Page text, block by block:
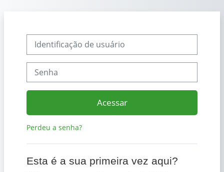
Identificação de usuário
Acessar
Perdeu a senha?
Esta é a sua primeira vez aqui?